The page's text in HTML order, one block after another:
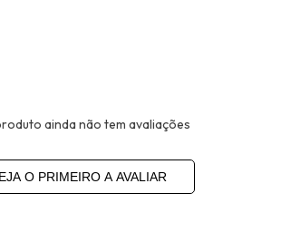
ainda não tem avaliações
O PRIMEIRO A AVALIAR